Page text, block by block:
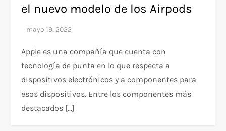
el nuevo modelo de los Airpods
Apple es una compañía que cuenta con
tecnología de punta en lo que respecta a
dispositivos electrónicos y a componentes para
esos dispositivos. Entre los componentes más
destacados […]